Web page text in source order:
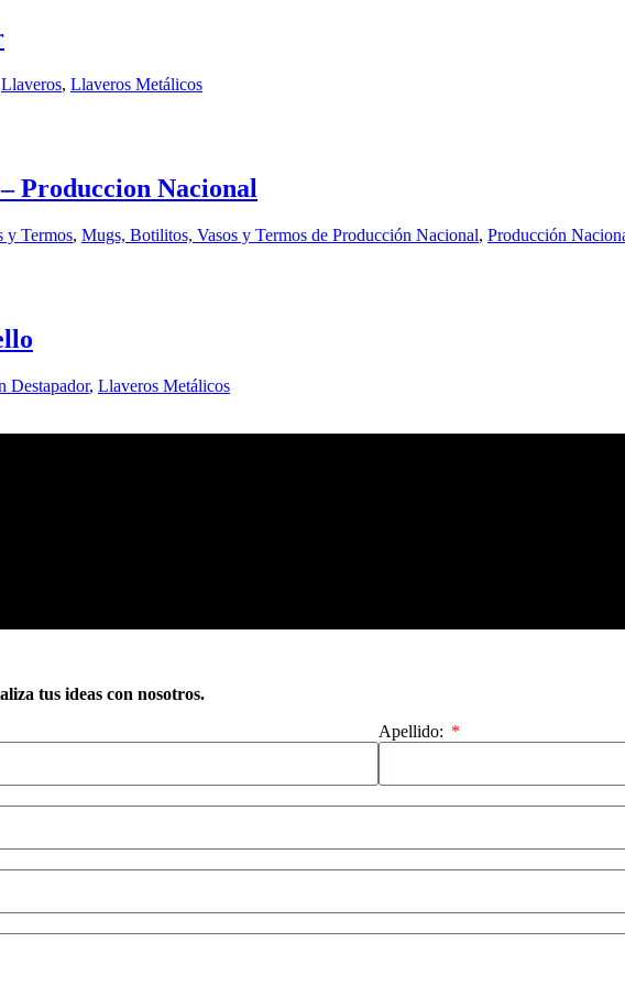
Llaveros, Llaveros Metálicos
Produccion Nacional
y Termos, Mugs, Botilitos, Vasos y Termos de Producción Nacional, Producción
Destapador, Llaveros Metálicos
tus ideas con nosotros.
Apellido: